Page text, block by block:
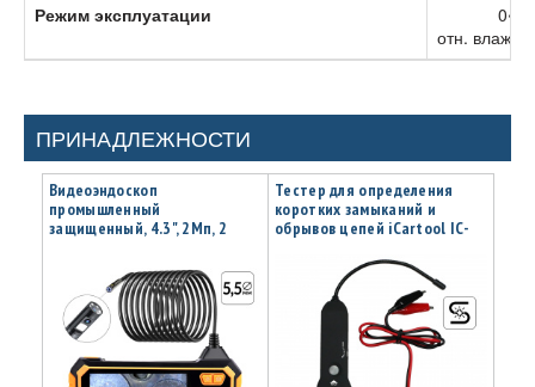
Режим эксплуатации
отн.
ПРИНАДЛЕЖНОСТИ
Видеоэндоскоп
промышленный
защищенный, 4.3", 2Мп, 2
мм, iCartool IC-V117
Тестер для определения
коротких замыканий и
обрывов цепей iCartool IC-